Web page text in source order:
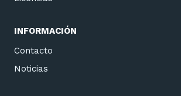
INFORMACIÓN
Contacto
Noticias